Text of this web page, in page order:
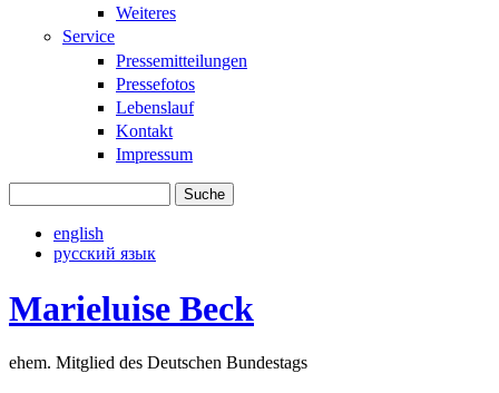
Weiteres
Service
Pressemitteilungen
Pressefotos
Lebenslauf
Kontakt
Impressum
english
русский язык
Marieluise Beck
ehem. Mitglied des Deutschen Bundestags